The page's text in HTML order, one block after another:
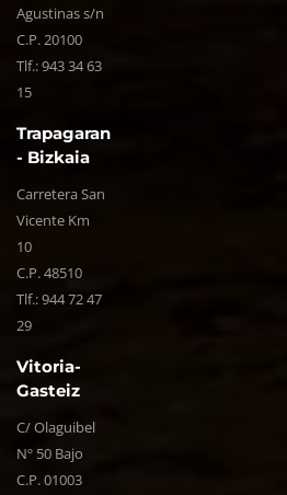
Agustinas s/n
C.P. 20100
Tlf.:943 34 63
15
Trapagaran
- Bizkaia
Carretera San
Vicente Km
10
C.P. 48510
Tlf.:944 72 47
29
Vitoria-
Gasteiz
C/ Olaguibel
Nº 50 Bajo
C.P. 01003